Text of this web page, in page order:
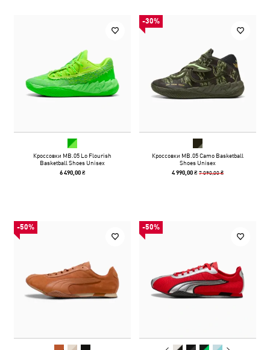
Кроссовки MB.05 Lo Flourish
Basketball Shoes Unisex
6 490,00 ₴
-30%
Кроссовки MB.05 Camo Basketball
Shoes Unisex
4 990,00 ₴7 090,00 ₴
-50% -50%